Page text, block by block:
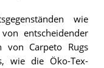
wie
entscheidender
von Carpeto Rugs
wie die Öko-Tex-